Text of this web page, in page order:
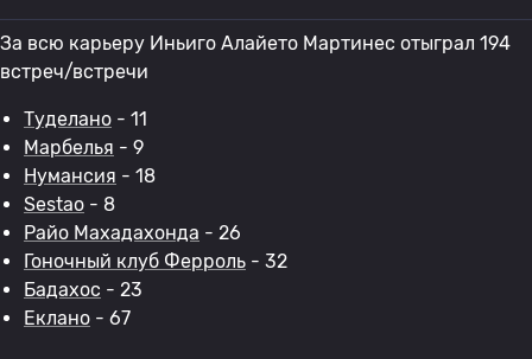
За всю карьеру Иньиго Алайето Мартинес отыграл 194
встреч/встречи
Туделано - 11
Марбелья - 9
Нумансия - 18
Sestao - 8
Райо Махадахонда - 26
Гоночный клуб Ферроль - 32
Бадахос - 23
Еклано - 67